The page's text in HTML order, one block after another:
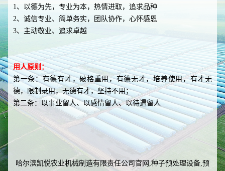
1、以德为先，专业为本，热情进取，追求品种
2、诚信专业、简单务实，团队协作，心怀感恩
3、主动敬业、追求卓越
用人原则：
第一条：有德有才，破格重用，有德无才，培养使用，有才无
德，限制录用，无德有才，坚持不用；
第二条：以事业留人、以感情留人、以待遇留人
哈尔滨凯悦农业机械制造有限责任公司官网,种子预处理设备,预